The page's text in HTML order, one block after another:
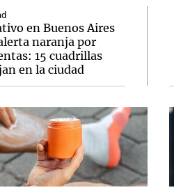
en Buenos Aires
naranja por
15 cuadrillas
en la ciudad